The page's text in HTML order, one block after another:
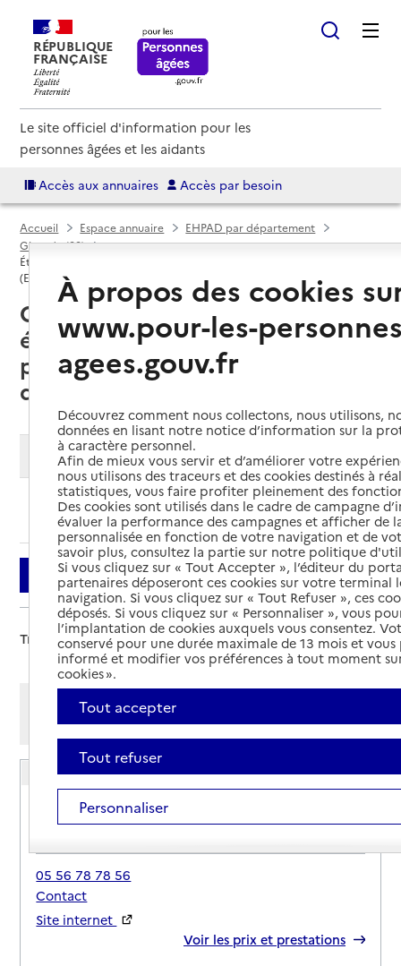
RÉPUBLIQUE
FRANÇAISE
Le site officiel d'information pour les
personnes âgées et les aidants
Accès aux annuaires Accès par besoin
Accueil Espace annuaire
EHPAD par département
Gironde (33)
Établissement d'hébergement pour personnes âgées dépendantes
(EHPAD)
Cambes (33880) : liste des
établissements d'hébergement
pour personnes âgées
dépendantes (EHPAD)
Modifier ma recherche
Ajouter cette recherche aux favoris
Filtrer
Trier par :
Afficher les résultats par:
Mode liste
Mode carte
EHPAD Résidence Bellevue
Adresse
Impasse le Cap d'Aulan
33880-Cambes
05 56 78 78 56
Contact
Site internet
Voir les prix et prestations
À propos des cookies
www.pour-les-
agees.gouv.fr
Découvrez comment nous collectons, nous utilisons,
données en lisant notre notice d’information sur la
à caractère personnel.
Afin de mieux vous servir et d’améliorer votre
nous utilisons des traceurs et des cookies destinés à
statistiques, vous faire profiter pleinement des
Des cookies sont utilisés dans le cadre de campagne
évaluer la performance des campagnes et afficher de
personnalisée en fonction de votre navigation et de
savoir plus, consultez la partie sur notre politique
Si vous cliquez sur « Tout Accepter », l’éditeur du
partenaires déposeront ces cookies sur votre terminal
navigation. Si vous cliquez sur « Tout Refuser », ces
déposés. Si vous cliquez sur « Personnaliser », vous
l’implantation de cookies auxquels vous consentez.
conservé pour une durée maximale de 13 mois et
informé et modifier vos préférences à tout moment
cookies ».
Tout accepter
Tout refuser
Personnaliser